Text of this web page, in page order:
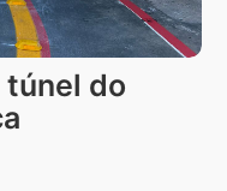
túnel do